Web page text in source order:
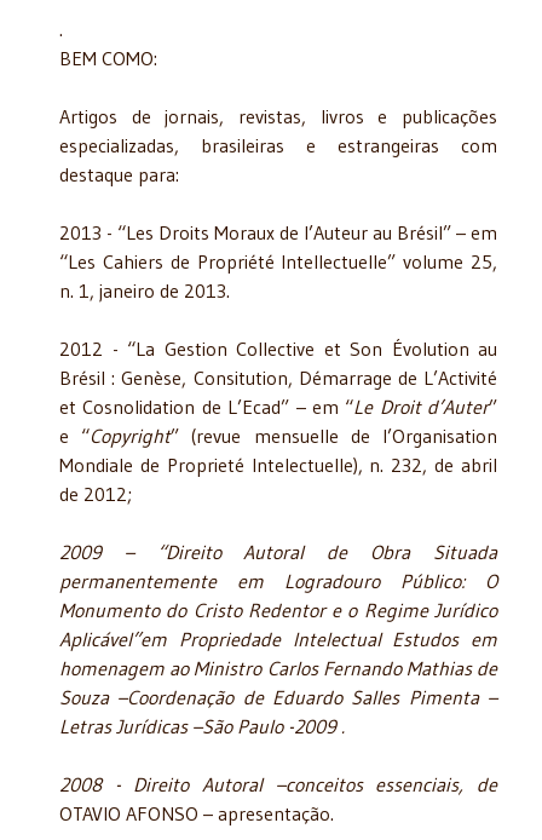
.
BEM COMO:
Artigos de jornais, revistas, livros e publicações
especializadas, brasileiras e estrangeiras com
destaque para:
2013 - “Les Droits Moraux de l’Auteur au Brésil” – em
“Les Cahiers de Propriété Intellectuelle” volume 25,
n. 1, janeiro de 2013.
2012 - “La Gestion Collective et Son Évolution au
Brésil : Genèse, Consitution, Démarrage de L’Activité
et Cosnolidation de L’Ecad” – em “Le Droit d’Auter”
e “Copyright” (revue mensuelle de l’Organisation
Mondiale de Proprieté Intelectuelle), n. 232, de abril
de 2012;
2009 – “Direito Autoral de Obra Situada
permanentemente em Logradouro Público: O
Monumento do Cristo Redentor e o Regime Jurídico
Aplicável”em Propriedade Intelectual Estudos em
homenagem ao Ministro Carlos Fernando Mathias de
Souza –Coordenação de Eduardo Salles Pimenta –
Letras Jurídicas –São Paulo -2009 .
2008 - Direito Autoral –conceitos essenciais, de
OTAVIO AFONSO – apresentação.